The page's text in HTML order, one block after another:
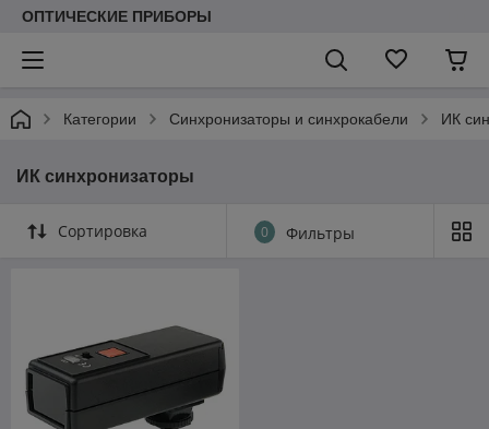
ОПТИЧЕСКИЕ ПРИБОРЫ
Категории Синхронизаторы и синхрокабели ИК
ИК синхронизаторы
Сортировка 0 Фильтры